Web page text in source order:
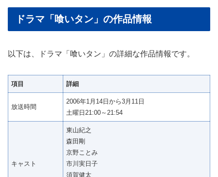
ドラマ「喰いタン」の作品情報
以下は、ドラマ「喰いタン」の詳細な作品情報です。
項目 詳細
放送時間
2006年1月14日から3月11日
土曜日21:00～21:54
キャスト
東山紀之
森田剛
京野ことみ
市川実日子
須賀健太